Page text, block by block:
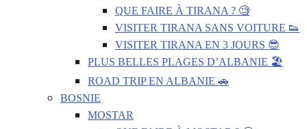
QUE FAIRE À TIRANA ? 🧐
VISITER TIRANA SANS VOITURE 👟
VISITER TIRANA EN 3 JOURS 😎
PLUS BELLES PLAGES D’ALBANIE 🏖️
ROAD TRIP EN ALBANIE 🚗
BOSNIE
MOSTAR